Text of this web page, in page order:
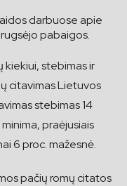
darbuose apie
pabaigos.
stebimas ir
citavimas Lietuvos
stebimas 14
praėjusiais
6 proc. mažesnė.
pačių romų citatos